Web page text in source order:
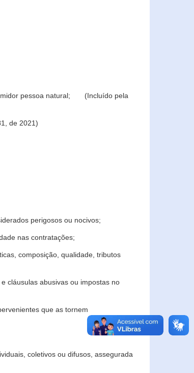
pessoa natural; (Incluído pela
de 2021)
perigosos ou nocivos;
nas contratações;
composição, qualidade, tributos
cláusulas abusivas ou impostas no
que as tornem
coletivos ou difusos, assegurada